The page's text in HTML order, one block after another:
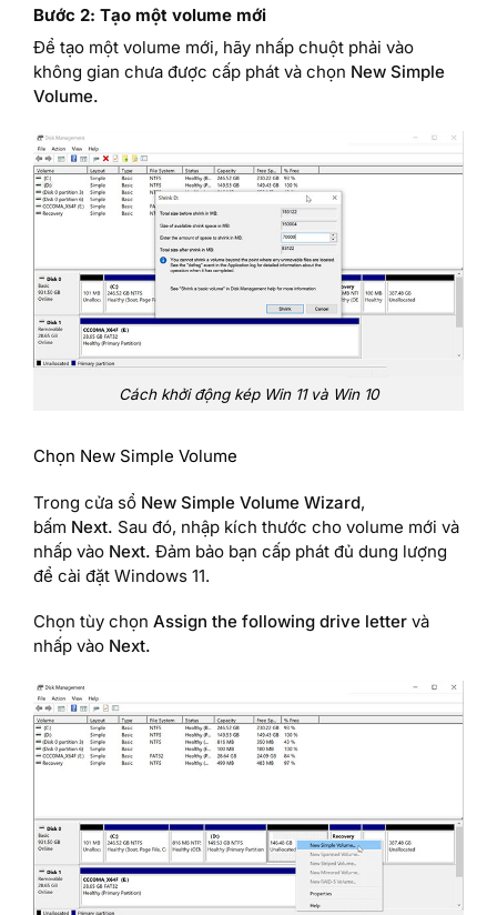
Bước 2: Tạo một volume mới
Để tạo một volume mới, hãy nhấp chuột phải vào
không gian chưa được cấp phát và chọn New Simple
Volume.
Cách khởi động kép Win 11 và Win 10
Chọn New Simple Volume
Trong cửa sổ New Simple Volume Wizard,
bấm Next. Sau đó, nhập kích thước cho volume mới và
nhấp vào Next. Đảm bảo bạn cấp phát đủ dung lượng
để cài đặt Windows 11.
Chọn tùy chọn Assign the following drive letter và
nhấp vào Next.